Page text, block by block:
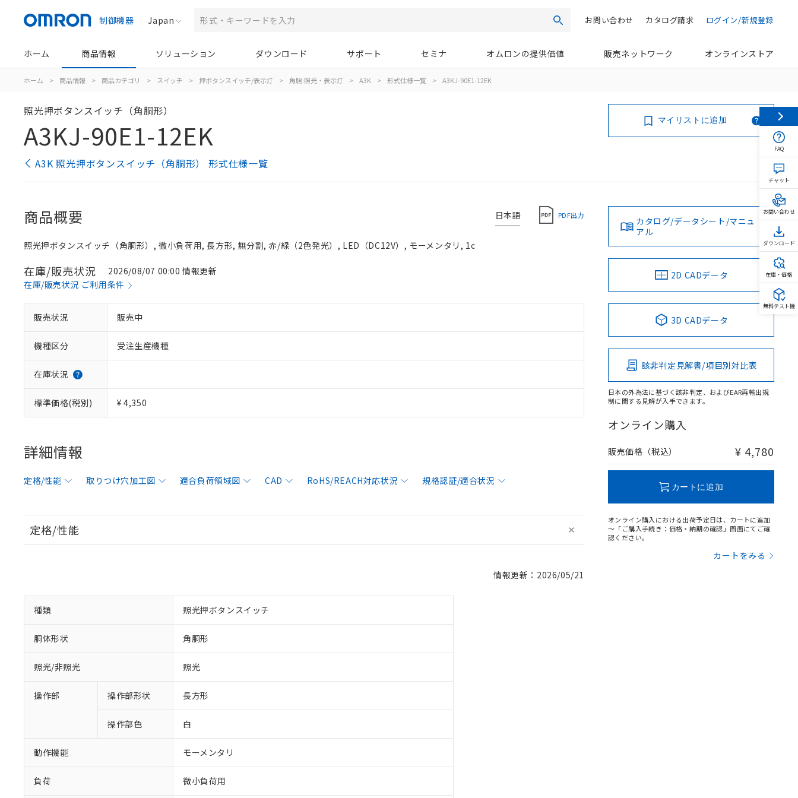
制御機器 Japan 検索 ログイン/新規登録
カタログ請求
お問い合わせ
ホーム 商品情報 ソリューション ダウンロード サポート セミナ オムロンの提供価値 販売ネットワーク オンラインストア
ホーム > 商品情報 > 商品カテゴリ > スイッチ > 押ボタンスイッチ/表示灯 > 角胴:照光・表示灯 > A3K > 形式仕様一覧 > A3KJ-90E1-12EK
照光押ボタンスイッチ（角胴形）
A3KJ-90E1-12EK
A3K 照光押ボタンスイッチ（角胴形） 形式仕様一覧
マイリストに追加
日本語 PDF出力
商品概要
照光押ボタンスイッチ（角胴形）, 微小負荷用, 長方形, 無分割, 赤/緑（2色発光）, LED（DC12V）, モーメンタリ, 1c
在庫/販売状況
2026/08/07 00:00 情報更新
在庫/販売状況 ご利用条件
販売状況 販売中
機種区分 受注生産機種
在庫状況
標準価格(税別) ¥ 4,350
詳細情報
定格/性能 取りつけ穴加工図 適合負荷領域図 CAD RoHS/REACH対応状況 規格認証/適合状況
定格/性能
情報更新：2026/05/21
種類 照光押ボタンスイッチ
胴体形状 角胴形
照光/非照光 照光
操作部 操作部形状 長方形
操作部色 白
動作機能 モーメンタリ
負荷 微小負荷用
カタログ/データシート/マニュ
アル
2D CADデータ
3D CADデータ
該非判定見解書/項目別対比表
日本の外為法に基づく該非判定、およびEAR再輸出規
制に関する見解が入手できます。
オンライン購入
販売価格（税込） ¥ 4,780
カートに追加
オンライン購入における出荷予定日は、カートに追加
～「ご購入手続き：価格・納期の確認」画面にてご確
認ください。
カートをみる
FAQ
チャット
お問い合わせ
ダウンロード
在庫・価格
無料テスト機